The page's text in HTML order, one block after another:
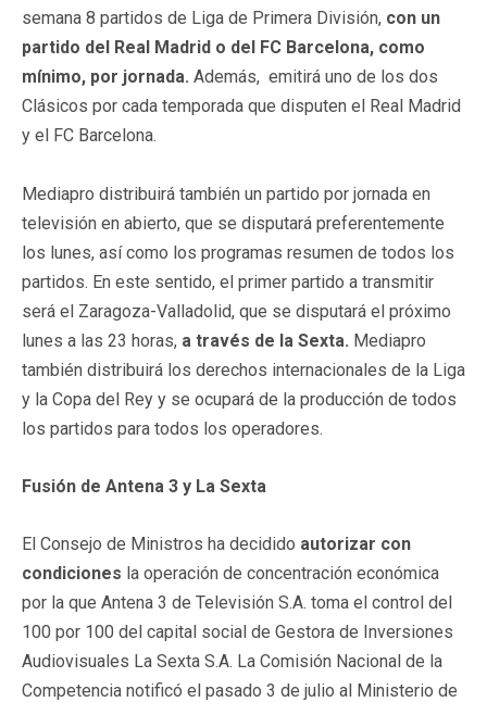
semana 8 partidos de Liga de Primera División, con un
partido del Real Madrid o del FC Barcelona, como
mínimo, por jornada. Además, emitirá uno de los dos
Clásicos por cada temporada que disputen el Real Madrid
y el FC Barcelona.
Mediapro distribuirá también un partido por jornada en
televisión en abierto, que se disputará preferentemente
los lunes, así como los programas resumen de todos los
partidos. En este sentido, el primer partido a transmitir
será el Zaragoza-Valladolid, que se disputará el próximo
lunes a las 23 horas, a través de la Sexta. Mediapro
también distribuirá los derechos internacionales de la Liga
y la Copa del Rey y se ocupará de la producción de todos
los partidos para todos los operadores.
Fusión de Antena 3 y La Sexta
El Consejo de Ministros ha decidido autorizar con
condiciones la operación de concentración económica
por la que Antena 3 de Televisión S.A. toma el control del
100 por 100 del capital social de Gestora de Inversiones
Audiovisuales La Sexta S.A. La Comisión Nacional de la
Competencia notificó el pasado 3 de julio al Ministerio de